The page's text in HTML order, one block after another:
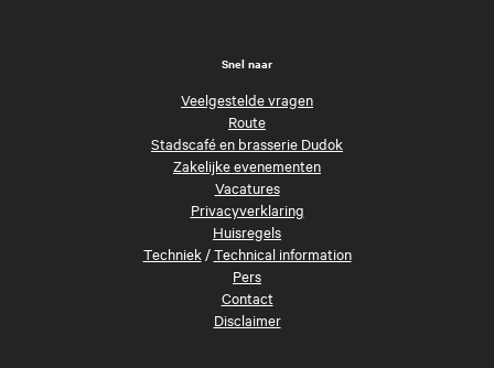
Snel naar
Veelgestelde vragen
Route
Stadscafé en brasserie Dudok
Zakelijke evenementen
Vacatures
Privacyverklaring
Huisregels
Techniek/Technical information
Pers
Contact
Disclaimer